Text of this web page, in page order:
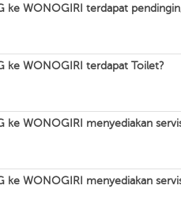
ke WONOGIRI terdapat
ke WONOGIRI terdapat Toilet?
ke WONOGIRI menyediakan
ke WONOGIRI menyediakan